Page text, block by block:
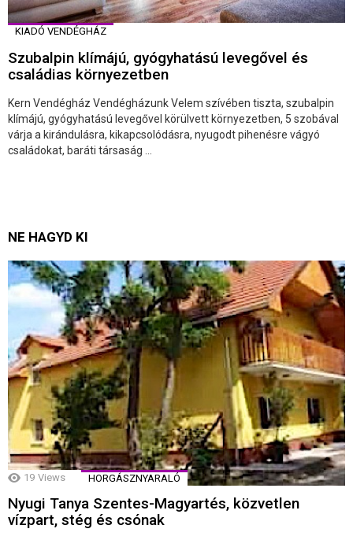
KIADÓ VENDÉGHÁZ
Szubalpin klímájú, gyógyhatású levegővel és
családias környezetben
Kern Vendégház Vendégházunk Velem szívében tiszta, szubalpin
klímájú, gyógyhatású levegővel körülvett környezetben, 5 szobával
várja a kirándulásra, kikapcsolódásra, nyugodt pihenésre vágyó
családokat, baráti társaság ...
NE HAGYD KI
19 Views HORGÁSZNYARALÓ
Nyugi Tanya Szentes-Magyartés, közvetlen
vízpart, stég és csónak